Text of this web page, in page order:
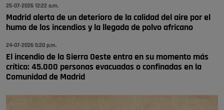
se va porke no tiene piscina 🤪🤪🤪
Pozuelo de Alarcón
🔴 EXCLUSIVA | El comisario de la …
25-07-2026 12:22 a.m.
Madrid alerta de un deterioro de la calidad del aire por el
humo de los incendios y la llegada de polvo africano
24-07-2026 5:20 p.m.
El incendio de la Sierra Oeste entra en su momento más
crítico: 45.000 personas evacuadas o confinadas en la
Comunidad de Madrid